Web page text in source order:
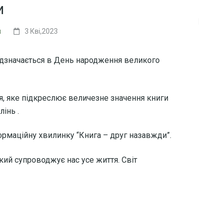
3 Кві,2023
в День народження великого
яке підкреслює величезне значення книги
.
хвилинку “Книга – друг назавжди”.
супроводжує нас усе життя. Світ